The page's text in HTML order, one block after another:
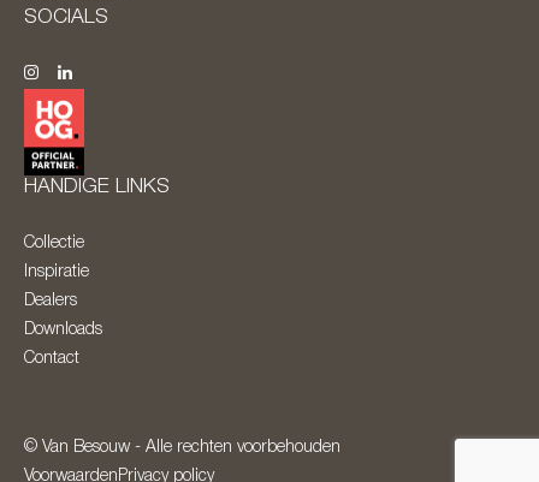
SOCIALS
HANDIGE LINKS
Collectie
Inspiratie
Dealers
Downloads
Contact
© Van Besouw - Alle rechten voorbehouden
Voorwaarden Privacy policy